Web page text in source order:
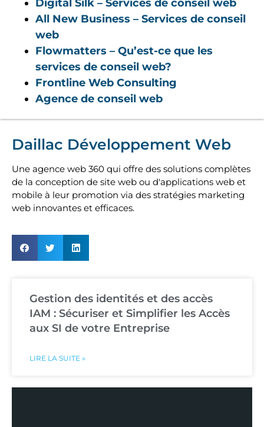
Digital Silk – Services de conseil web
All New Business – Services de conseil
web
Flowmatters – Qu’est-ce que les
services de conseil web?
Frontline Web Consulting
Agence de conseil web
Daillac Développement Web
Une agence web 360 qui offre des solutions complètes
de la conception de site web ou d'applications web et
mobile à leur promotion via des stratégies marketing
web innovantes et efficaces.
Gestion des identités et des accès
IAM : Sécuriser et Simplifier les Accès
aux SI de votre Entreprise
LIRE LA SUITE »